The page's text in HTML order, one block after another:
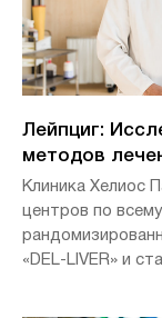
Лейпциг:
методов
Клиника Хелиос
центров по
«DEL-LIVER» и